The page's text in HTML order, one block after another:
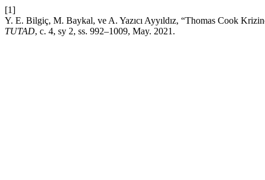
[1]
Y. E. Bilgiç, M. Baykal, ve A. Yazıcı Ayyıldız, “Thomas Cook
TUTAD, c. 4, sy 2, ss. 992–1009, May. 2021.